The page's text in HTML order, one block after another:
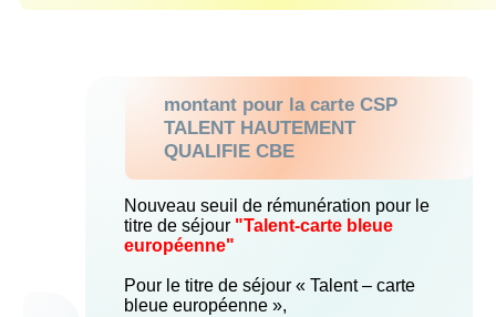
montant pour la carte CSP
TALENT HAUTEMENT
QUALIFIE CBE
Nouveau seuil de rémunération pour le
titre de séjour "Talent-carte bleue
européenne"
Pour le titre de séjour « Talent – carte
bleue européenne »,